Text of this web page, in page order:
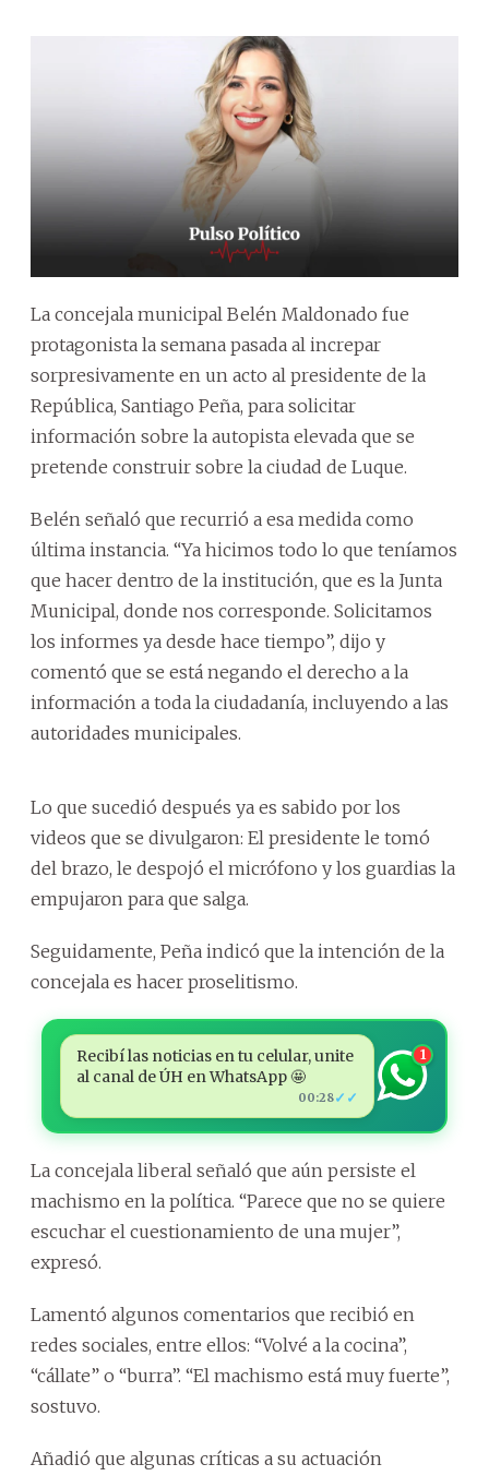
La concejala municipal Belén Maldonado fue
protagonista la semana pasada al increpar
sorpresivamente en un acto al presidente de la
República, Santiago Peña, para solicitar
información sobre la autopista elevada que se
pretende construir sobre la ciudad de Luque.
Belén señaló que recurrió a esa medida como
última instancia. “Ya hicimos todo lo que teníamos
que hacer dentro de la institución, que es la Junta
Municipal, donde nos corresponde. Solicitamos
los informes ya desde hace tiempo”, dijo y
comentó que se está negando el derecho a la
información a toda la ciudadanía, incluyendo a las
autoridades municipales.
Lo que sucedió después ya es sabido por los
videos que se divulgaron: El presidente le tomó
del brazo, le despojó el micrófono y los guardias la
empujaron para que salga.
Seguidamente, Peña indicó que la intención de la
concejala es hacer proselitismo.
Recibí las noticias en tu celular, unite
al canal de ÚH en WhatsApp 🤩
00:28✓✓
1
La concejala liberal señaló que aún persiste el
machismo en la política. “Parece que no se quiere
escuchar el cuestionamiento de una mujer”,
expresó.
Lamentó algunos comentarios que recibió en
redes sociales, entre ellos: “Volvé a la cocina”,
“cállate” o “burra”. “El machismo está muy fuerte”,
sostuvo.
Añadió que algunas críticas a su actuación